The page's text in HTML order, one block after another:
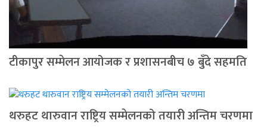
टीकापुर सम्मेलन आयोजक र प्रशासनबीच ७ बुँदे सहमति
थरुहट थारुवान राष्ट्रिय सम्मेलनको तयारी अन्तिम चरणमा